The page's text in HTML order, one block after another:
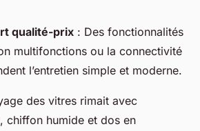
qualité-prix : Des fonctionnalités
multifonctions ou la connectivité
l’entretien simple et moderne.
des vitres rimait avec
chiffon humide et dos en